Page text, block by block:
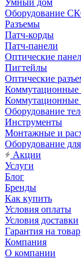
Умный дом
Оборудование
Разъемы
Патч-корды
Патч-панели
Оптические
Пигтейлы
Оптические
Коммутационные
Коммутационные
Оборудование
Инструменты
Монтажные и
Оборудование
Акции
Услуги
Блог
Бренды
Как купить
Условия оплаты
Условия доставки
Гарантия на товар
Компания
О компании